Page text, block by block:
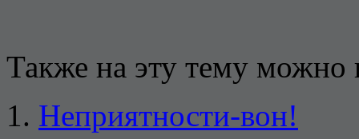
Также на эту тему можно
Неприятности-вон!